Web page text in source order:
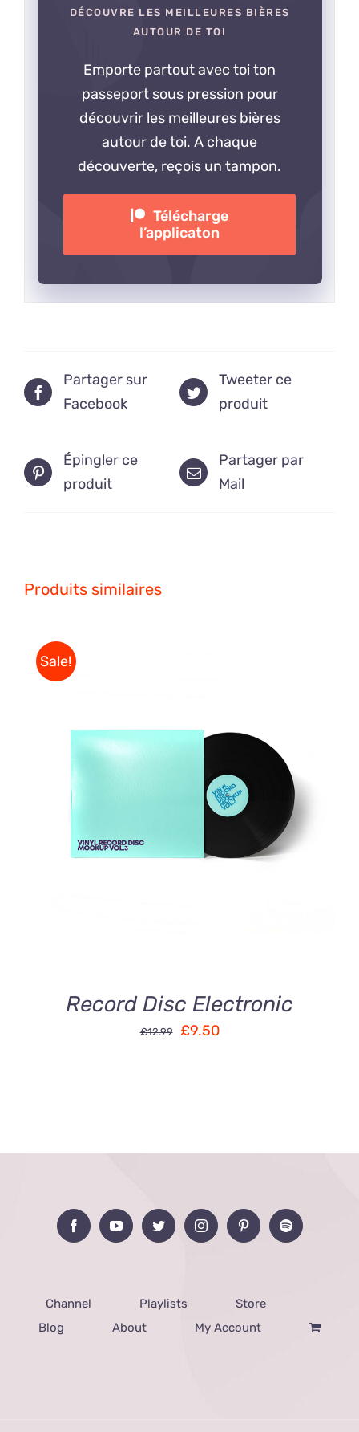
DÉCOUVRE LES MEILLEURES BIÈRES
AUTOUR DE TOI
Emporte partout avec toi ton
passeport sous pression pour
découvrir les meilleures bières
autour de toi. A chaque
découverte, reçois un tampon.
Télécharge
l’applicaton
Partager sur
Facebook
Tweeter ce
produit
Épingler ce
produit
Partager par
Mail
Produits similaires
Sale!
AJOUTER AU PANIER
/
DÉTAILS
Record Disc Electronic
£12.99 £9.50
Channel Playlists
Store
Blog
About My Account